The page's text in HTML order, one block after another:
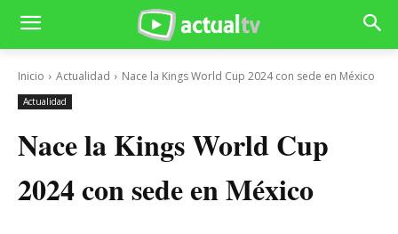
Inicio Actualidad Nace la Kings World Cup 2024 con sede en México
Actualidad
Nace la Kings World Cup
2024 con sede en México